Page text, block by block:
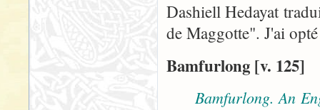
Dashiell Hedayat
de Maggotte". J'ai
Bamfurlong [v. 125]
Bamfurlong. An